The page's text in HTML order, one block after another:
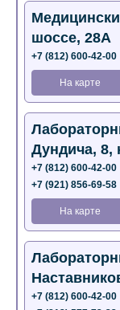
шоссе, 28А
+7 (812) 600-42-00
На карте
Дундича, 8,
+7 (812) 600-42-00
+7 (921) 856-69-58
На карте
+7 (812) 600-42-00